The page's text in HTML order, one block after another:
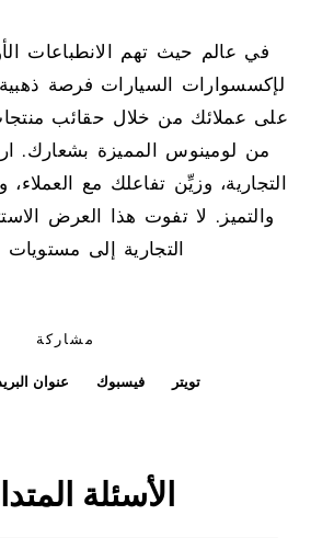
في عالم حيث تهم الانطباعات
لإكسسوارات السيارات فرصة ذهبية
على عملائك من خلال حقائب منتجات
من لومينوس المميزة بشعارك.
التجارية، وزيِّن تفاعلك مع
والتميز. لا تفوت هذا العرض
التجارية إلى
مشاركة
تويتر فيسبوك عنوان
الأسئلة